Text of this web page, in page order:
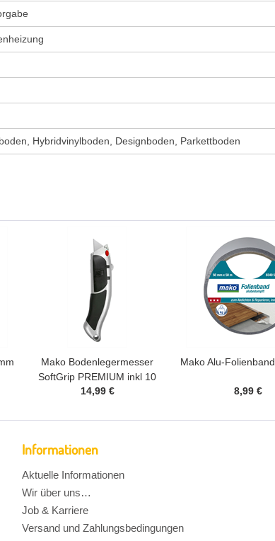
Hybridvinylboden, Designboden, Parkettboden
Mako Bodenlegermesser
SoftGrip PREMIUM inkl 10
Klingen
14,99 €
Mako Alu-
8,99 €
Informationen
Aktuelle Informationen
Wir über uns…
Job & Karriere
Versand und Zahlungsbedingungen